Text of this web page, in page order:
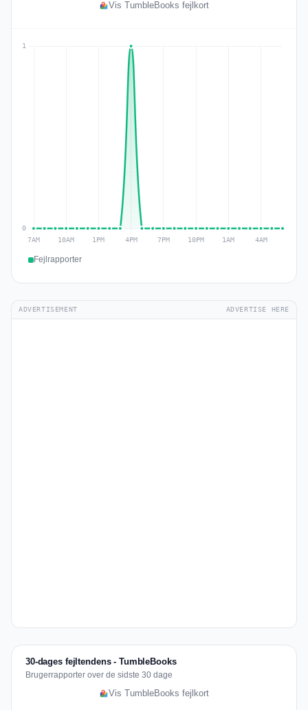
Vis TumbleBooks fejlkort
Fejlrapporter
ADVERTISEMENT ADVERTISE HERE
30-dages fejltendens - TumbleBooks
Brugerrapporter over de sidste 30 dage
Vis TumbleBooks fejlkort